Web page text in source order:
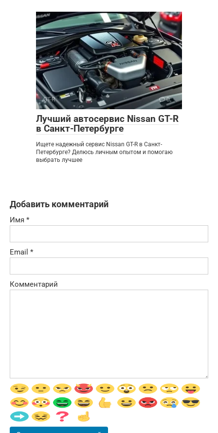
GT-R 0
Лучший автосервис Nissan GT-R
в Санкт-Петербурге
Ищете надежный сервис Nissan GT-R в Санкт-
Петербурге? Делюсь личным опытом и помогаю
выбрать лучшее
Добавить комментарий
Имя *
Email *
Комментарий